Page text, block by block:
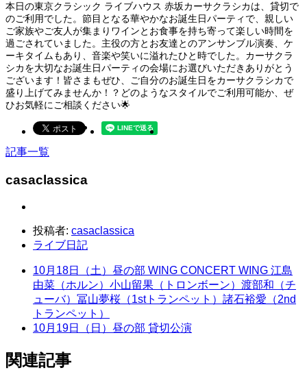
本日の東京クラシック ライブハウス 赤坂カーサクラシカは、貸切で
のご利用でした。節目となる華やかなお誕生日パーティで、親しい
ご家族やご友人が集まりワインとお食事を持ち寄って楽しい時間を
過ごされていました。主役の方とお友達とのアンサンブル演奏、ケ
ーキタイムもあり、音楽や笑いに溢れたひと時でした。カーサクラ
シカを大切なお誕生日パーティの会場にお選びいただきありがとう
ございます！皆さまもぜひ、ご自分のお誕生日をカーサクラシカで
盛り上げてみませんか！？どのようなスタイルでご利用可能か、ぜ
ひお気軽にご相談ください🌟
記事一覧
casaclassica
投稿者: casaclassica
ライブ日記
10月18日（土）昼の部 WING CONCERT WING 江島
由菜（ホルン）小山留果（トロンボーン）渡部和（チ
ューバ）冨山夢桜（1stトランペット）諸石裕愛（2nd
トランペット）
10月19日（日）昼の部 貸切公演
関連記事